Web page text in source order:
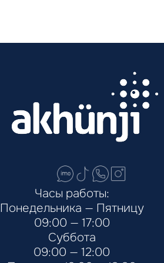
Часы работы:
Понедельника — Пятницу
09:00 — 17:00
Суббота
09:00 — 12:00